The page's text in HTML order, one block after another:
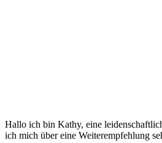
Hallo ich bin Kathy, eine
ich mich über eine Weiterempfehlung